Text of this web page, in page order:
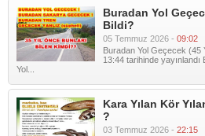
Buradan Yol
Bildi?
05 Temmuz 2026 - 09:02
Buradan Yol Geçecek (45
13:44 tarihinde
Yol...
Kara Yılan Kör
?
03 Temmuz 2026 - 22:15